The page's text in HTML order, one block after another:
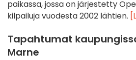
paikassa, jossa on järjestetty
kilpailuja vuodesta 2002 lähtien.
Tapahtumat
Marne